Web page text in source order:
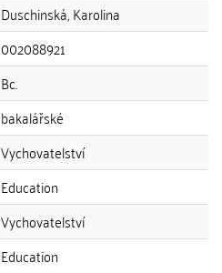
Duschinská, Karolina
002088921
Bc.
bakalářské
Vychovatelství
Education
Vychovatelství
Education